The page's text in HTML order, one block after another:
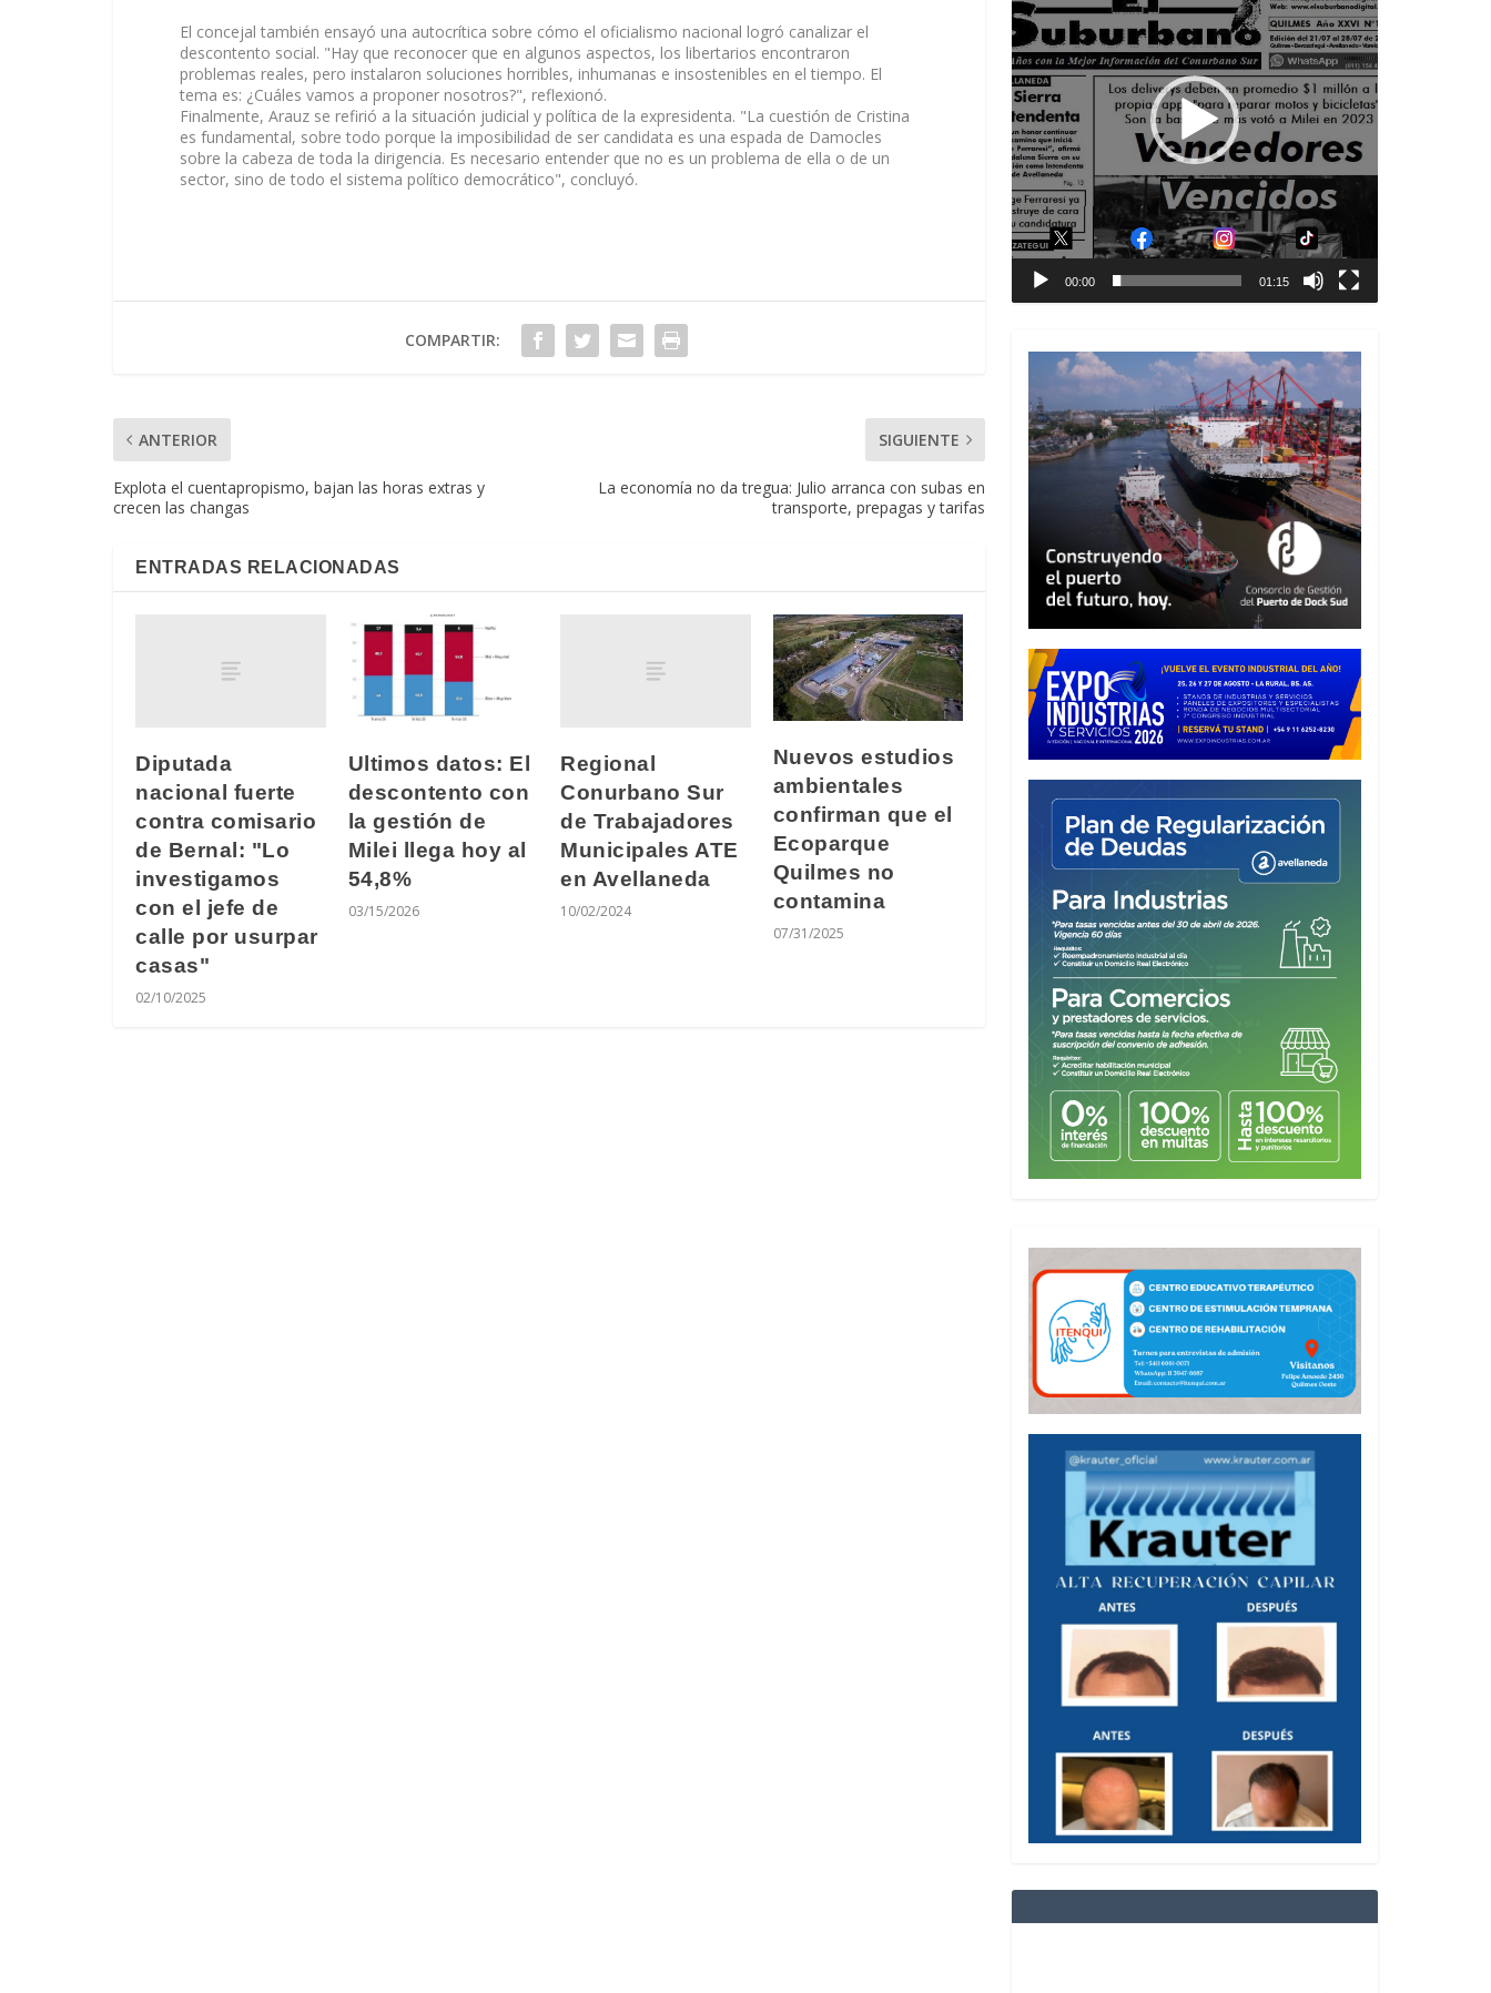
El concejal también ensayó una autocrítica sobre cómo el oficialismo nacional logró canalizar el
descontento social. "Hay que reconocer que en algunos aspectos, los libertarios encontraron
problemas reales, pero instalaron soluciones horribles, inhumanas e insostenibles en el tiempo. El
tema es: ¿Cuáles vamos a proponer nosotros?", reflexionó.
Finalmente, Arauz se refirió a la situación judicial y política de la expresidenta. "La cuestión de Cristina
es fundamental, sobre todo porque la imposibilidad de ser candidata es una espada de Damocles
sobre la cabeza de toda la dirigencia. Es necesario entender que no es un problema de ella o de un
sector, sino de todo el sistema político democrático", concluyó.
COMPARTIR:
ANTERIOR
Explota el cuentapropismo, bajan las horas extras y
crecen las changas
SIGUIENTE
La economía no da tregua: Julio arranca con subas en
transporte, prepagas y tarifas
ENTRADAS RELACIONADAS
Diputada
nacional fuerte
contra comisario
de Bernal: "Lo
investigamos
con el jefe de
calle por usurpar
casas"
02/10/2025
Ultimos datos: El
descontento con
la gestión de
Milei llega hoy al
54,8%
03/15/2026
Regional
Conurbano Sur
de Trabajadores
Municipales ATE
en Avellaneda
10/02/2024
Nuevos estudios
ambientales
confirman que el
Ecoparque
Quilmes no
contamina
07/31/2025
00:00 01:15